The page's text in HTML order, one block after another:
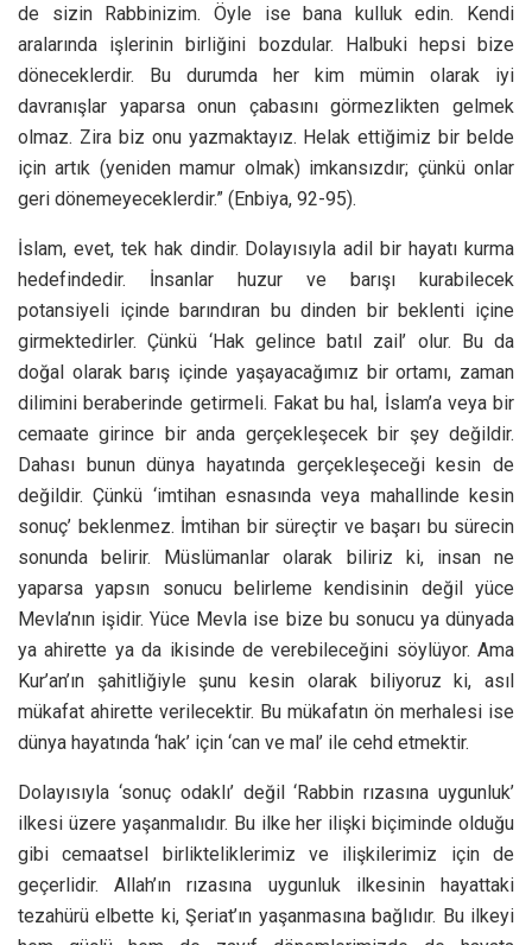
de sizin Rabbinizim. Öyle ise bana kulluk edin. Kendi
aralarında işlerinin birliğini bozdular. Halbuki hepsi bize
döneceklerdir. Bu durumda her kim mümin olarak iyi
davranışlar yaparsa onun çabasını görmezlikten gelmek
olmaz. Zira biz onu yazmaktayız. Helak ettiğimiz bir belde
için artık (yeniden mamur olmak) imkansızdır; çünkü onlar
geri dönemeyeceklerdir.” (Enbiya, 92-95).
İslam, evet, tek hak dindir. Dolayısıyla adil bir hayatı kurma
hedefindedir. İnsanlar huzur ve barışı kurabilecek
potansiyeli içinde barındıran bu dinden bir beklenti içine
girmektedirler. Çünkü ‘Hak gelince batıl zail’ olur. Bu da
doğal olarak barış içinde yaşayacağımız bir ortamı, zaman
dilimini beraberinde getirmeli. Fakat bu hal, İslam’a veya bir
cemaate girince bir anda gerçekleşecek bir şey değildir.
Dahası bunun dünya hayatında gerçekleşeceği kesin de
değildir. Çünkü ‘imtihan esnasında veya mahallinde kesin
sonuç’ beklenmez. İmtihan bir süreçtir ve başarı bu sürecin
sonunda belirir. Müslümanlar olarak biliriz ki, insan ne
yaparsa yapsın sonucu belirleme kendisinin değil yüce
Mevla’nın işidir. Yüce Mevla ise bize bu sonucu ya dünyada
ya ahirette ya da ikisinde de verebileceğini söylüyor. Ama
Kur’an’ın şahitliğiyle şunu kesin olarak biliyoruz ki, asıl
mükafat ahirette verilecektir. Bu mükafatın ön merhalesi ise
dünya hayatında ‘hak’ için ‘can ve mal’ ile cehd etmektir.
Dolayısıyla ‘sonuç odaklı’ değil ‘Rabbin rızasına uygunluk’
ilkesi üzere yaşanmalıdır. Bu ilke her ilişki biçiminde olduğu
gibi cemaatsel birlikteliklerimiz ve ilişkilerimiz için de
geçerlidir. Allah’ın rızasına uygunluk ilkesinin hayattaki
tezahürü elbette ki, Şeriat’ın yaşanmasına bağlıdır. Bu ilkeyi